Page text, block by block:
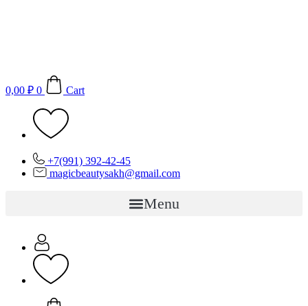
0,00 ₽ 0 Cart
+7(991) 392-42-45
magicbeautysakh@gmail.com
Menu